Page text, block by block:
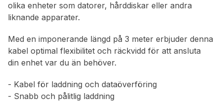
olika enheter som datorer, hårddiskar eller andra
liknande apparater.
Med en imponerande längd på 3 meter erbjuder denna
kabel optimal flexibilitet och räckvidd för att ansluta
din enhet var du än behöver.
- Kabel för laddning och dataöverföring
- Snabb och pålitlig laddning